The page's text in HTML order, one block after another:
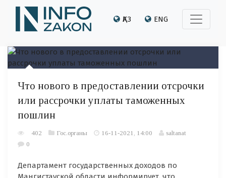
ҚАЗ ENG
Что нового в предоставлении отсрочки
или рассрочки уплаты таможенных
пошлин
402 Гос.органы 16-11-2021, 14:00
saltanat
0
Департамент государственных доходов по